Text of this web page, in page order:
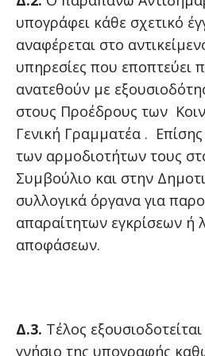
υπογράφει κάθε σχετικό
αναφέρεται στο
υπηρεσίες που εποπτεύει
ανατεθούν με
στους Προέδρους των
Γενική Γραμματέα . Επίσης
των αρμοδιοτήτων τους
Συμβούλιο και στην
συλλογικά όργανα για
απαραίτητων εγκρίσεων ή
αποφάσεων.
Δ.3. Τέλος
γνήσιο της υπογραφής